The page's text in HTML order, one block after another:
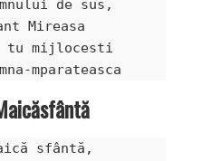
de sus,
Mireasa
tu mijlocesti
mparateasca
sfântă,